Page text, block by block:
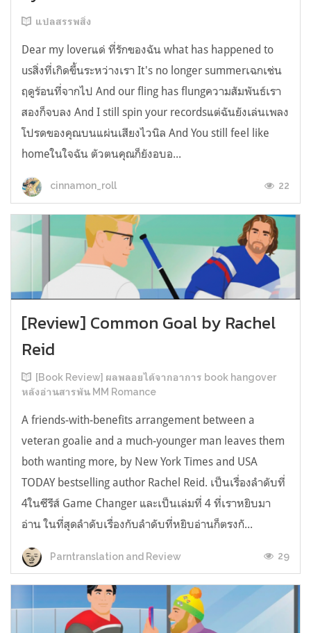
แปลสรรพสิ่ง
Dear my loverแด่ ที่รักของฉัน what has happened to
usสิ่งที่เกิดขึ้นระหว่างเรา It's no longer summerเฉกเช่น
ฤดูร้อนที่จากไป And our fling has flungความสัมพันธ์เรา
สองก็จบลง And I still spin your recordsแต่ฉันยังเล่นเพลง
โปรดของคุณบนแผ่นเสียงไวนิล And You still feel like
homeในใจฉัน ตัวตนคุณก็ยังอบอ...
cinnamon_roll 22
[Review] Common Goal by Rachel
Reid
[Book Review] ผลพลอยได้จากอาการ book hangover
หลังอ่านสารพัน MM Romance
A friends-with-benefits arrangement between a
veteran goalie and a much-younger man leaves them
both wanting more, by New York Times and USA
TODAY bestselling author Rachel Reid. เป็นเรื่องลำดับที่
4ในซีรีส์ Game Changer และเป็นเล่มที่ 4 ที่เราหยิบมา
อ่าน ในที่สุดลำดับเรื่องกับลำดับที่หยิบอ่านก็ตรงกั...
Parntranslation and Review 29